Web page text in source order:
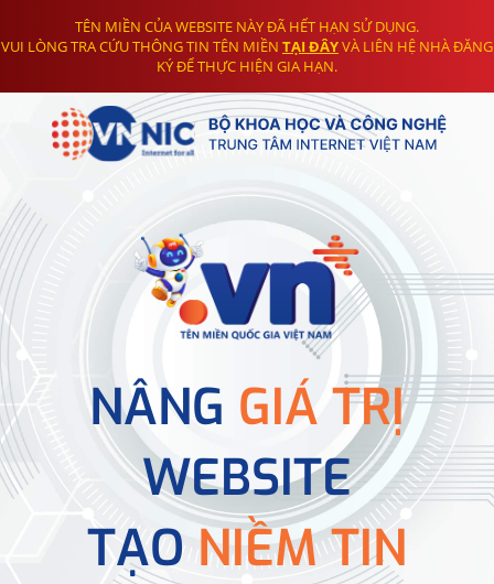
TÊN MIỀN CỦA WEBSITE NÀY ĐÃ HẾT HẠN SỬ DỤNG.
VUI LÒNG TRA CỨU THÔNG TIN TÊN MIỀN TẠI ĐÂYVÀ LIÊN HỆ NHÀ ĐĂNG
KÝ ĐỂ THỰC HIỆN GIA HẠN.
NÂNG GIÁ TRỊ
WEBSITE
TẠONIỀM TIN